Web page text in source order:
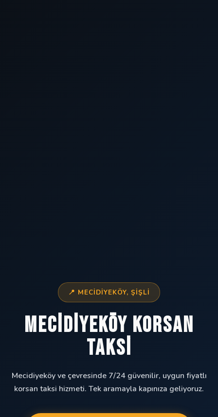
📍 MECIDIYEKÖY, ŞIŞLI
Mecidiyeköy Korsan
Taksi
Mecidiyeköy ve çevresinde 7/24 güvenilir, uygun fiyatlı
korsan taksi hizmeti. Tek aramayla kapınıza geliyoruz.